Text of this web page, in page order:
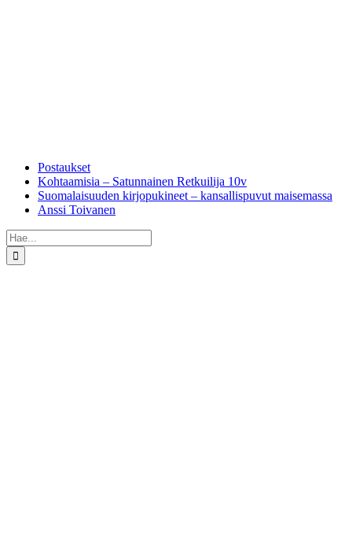
Postaukset
Kohtaamisia – Satunnainen Retkuilija 10v
Suomalaisuuden kirjopukineet – kansallispuvut maisemassa
Anssi Toivanen
Etsi
...